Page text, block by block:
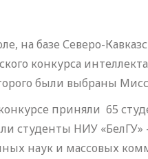
на базе Северо-
конкурса
были выбраны
приняли 65
студенты НИУ
наук и массовых